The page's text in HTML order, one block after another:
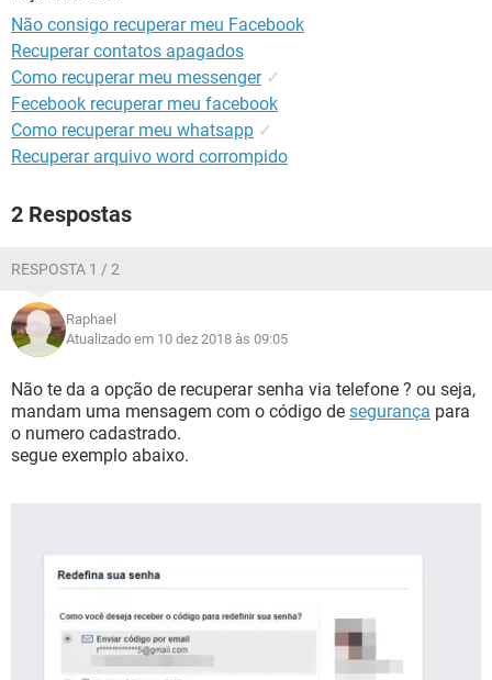
Não consigo recuperar meu Facebook
Recuperar contatos apagados
Como recuperar meu messenger ✓
Fecebook recuperar meu facebook
Como recuperar meu whatsapp ✓
Recuperar arquivo word corrompido
2 Respostas
RESPOSTA 1 / 2
Raphael
Atualizado em 10 dez 2018 às 09:05
Não te da a opção de recuperar senha via telefone ? ou seja,
mandam uma mensagem com o código de segurança para
o numero cadastrado.
segue exemplo abaixo.